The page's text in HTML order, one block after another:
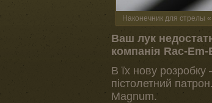
Наконечник для стрелы
Ваш лук
компанія Rac-
В їх нову
пістолетний
Magnum.